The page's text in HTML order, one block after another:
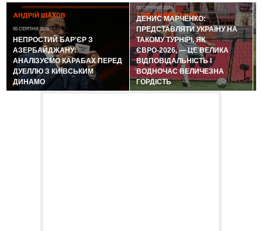
АНДРІЙ ШАХОВ
05 СЕРПНЯ 2026
НЕПРОСТИЙ БАР'ЄР З
АЗЕРБАЙДЖАНУ:
АНАЛІЗУЄМО КАРАБАХ ПЕРЕД
ДУЕЛЛЮ З КИЇВСЬКИМ
ДИНАМО
ГЛІБ АНДРУСЕНКО
05 СЕРПНЯ 2026
ДЕНИС МАРЧЕНКО:
ПРЕДСТАВЛЯТИ УКРАЇНУ НА
ТАКОМУ ТУРНІРІ, ЯК
ЄВРО-2026, — ЦЕ ВЕЛИКА
ВІДПОВІДАЛЬНІСТЬ І
ВОДНОЧАС ВЕЛИЧЕЗНА
ГОРДІСТЬ